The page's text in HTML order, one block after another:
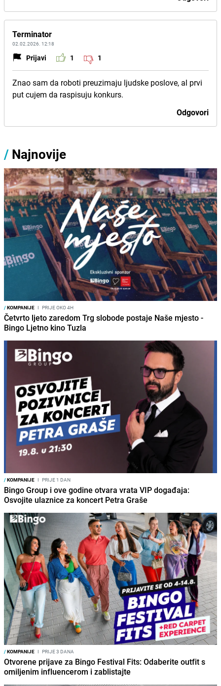
Terminator
02.02.2026. 12:18
Prijavi 1 1
Znao sam da roboti preuzimaju ljudske poslove, al prvi
put cujem da raspisuju konkurs.
Odgovori
/ Najnovije
/KOMPANIJE I PRIJE OKO 4H
Četvrto ljeto zaredom Trg slobode postaje Naše mjesto -
Bingo Ljetno kino Tuzla
/KOMPANIJE I PRIJE 1 DAN
Bingo Group i ove godine otvara vrata VIP događaja:
Osvojite ulaznice za koncert Petra Graše
/KOMPANIJE I PRIJE 3 DANA
Otvorene prijave za Bingo Festival Fits: Odaberite outfit s
omiljenim influencerom i zablistajte